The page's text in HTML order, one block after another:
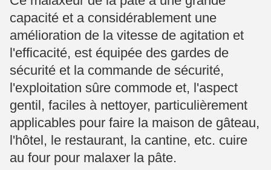
capacité et a considérablement une
amélioration de la vitesse de agitation et
l'efficacité, est équipée des gardes de
sécurité et la commande de sécurité,
l'exploitation sûre commode et, l'aspect
gentil, faciles à nettoyer, particulièrement
applicables pour faire la maison de gâteau,
l'hôtel, le restaurant, la cantine, etc. cuire
au four pour malaxer la pâte.